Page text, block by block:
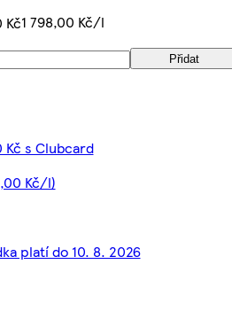
Kč1 798,00 Kč/l
Přidat
Kč s Clubcard
Kč/l)
platí do 10. 8. 2026